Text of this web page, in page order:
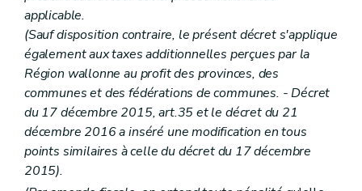
Art. 20
Art. 21
Art. 22
Art. 23
Art. 24
Art.24bis
Chapitre V Voies de recours
Section première
Recours administratif
Art. 25
Art.25bis
Art. 27
applicable.
(Sauf disposition contraire, le présent décret s'applique
également aux taxes additionnelles perçues par la
Région wallonne au profit des provinces, des
communes et des fédérations de communes. - Décret
du 17 décembre 2015, art.35 et le décret du 21
décembre 2016 a inséré une modification en tous
points similaires à celle du décret du 17 décembre
2015).